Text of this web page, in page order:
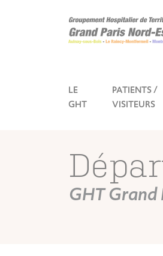
LE
GHT
PATIENTS /
VISITEURS
GHT Grand